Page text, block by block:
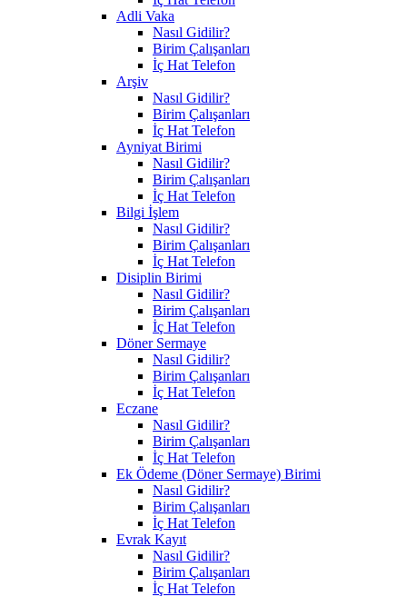
Adli Vaka
Nasıl Gidilir?
Birim Çalışanları
İç Hat Telefon
Arşiv
Nasıl Gidilir?
Birim Çalışanları
İç Hat Telefon
Ayniyat Birimi
Nasıl Gidilir?
Birim Çalışanları
İç Hat Telefon
Bilgi İşlem
Nasıl Gidilir?
Birim Çalışanları
İç Hat Telefon
Disiplin Birimi
Nasıl Gidilir?
Birim Çalışanları
İç Hat Telefon
Döner Sermaye
Nasıl Gidilir?
Birim Çalışanları
İç Hat Telefon
Eczane
Nasıl Gidilir?
Birim Çalışanları
İç Hat Telefon
Ek Ödeme (Döner Sermaye) Birimi
Nasıl Gidilir?
Birim Çalışanları
İç Hat Telefon
Evrak Kayıt
Nasıl Gidilir?
Birim Çalışanları
İç Hat Telefon